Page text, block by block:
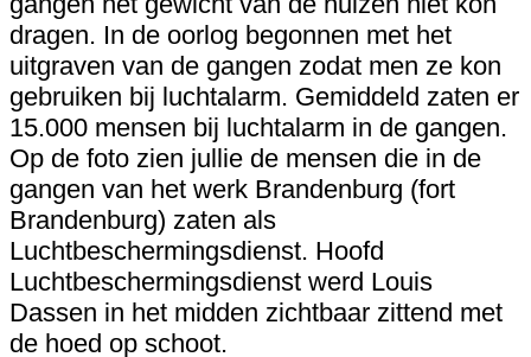
dragen. In de oorlog begonnen met het
uitgraven van de gangen zodat men ze kon
gebruiken bij luchtalarm. Gemiddeld zaten er
15.000 mensen bij luchtalarm in de gangen.
Op de foto zien jullie de mensen die in de
gangen van het werk Brandenburg (fort
Brandenburg) zaten als
Luchtbeschermingsdienst. Hoofd
Luchtbeschermingsdienst werd Louis
Dassen in het midden zichtbaar zittend met
de hoed op schoot.